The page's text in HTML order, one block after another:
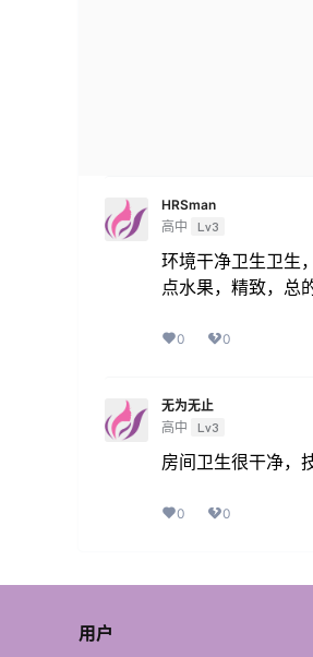
HRSman
高中
Lv3
环境干净卫生卫生
点水果，精致，总
0 0
无为无止
高中
Lv3
房间卫生很干净，
0 0
用户